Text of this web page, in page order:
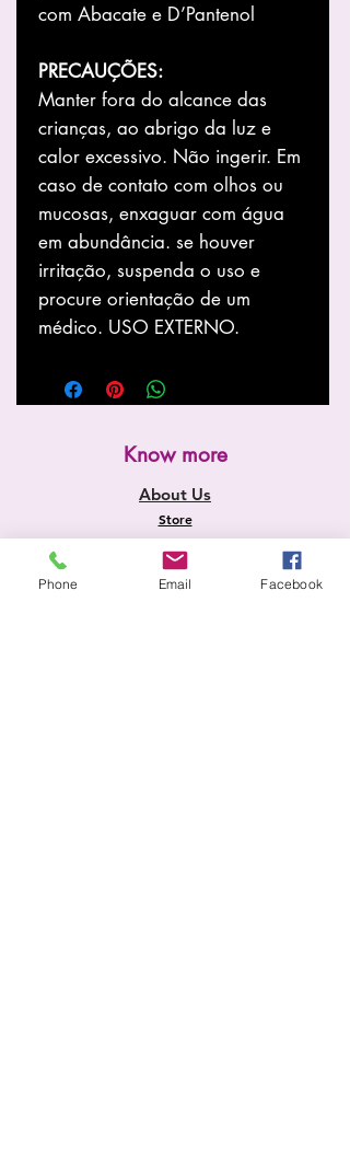
com Abacate e D’Pantenol
PRECAUÇÕES:
Manter fora do alcance das
crianças, ao abrigo da luz e
calor excessivo. Não ingerir. Em
caso de contato com olhos ou
mucosas, enxaguar com água
em abundância. se houver
irritação, suspenda o uso e
procure orientação de um
médico. USO EXTERNO.
Know more
About Us
Store
services
Phone Email Facebook